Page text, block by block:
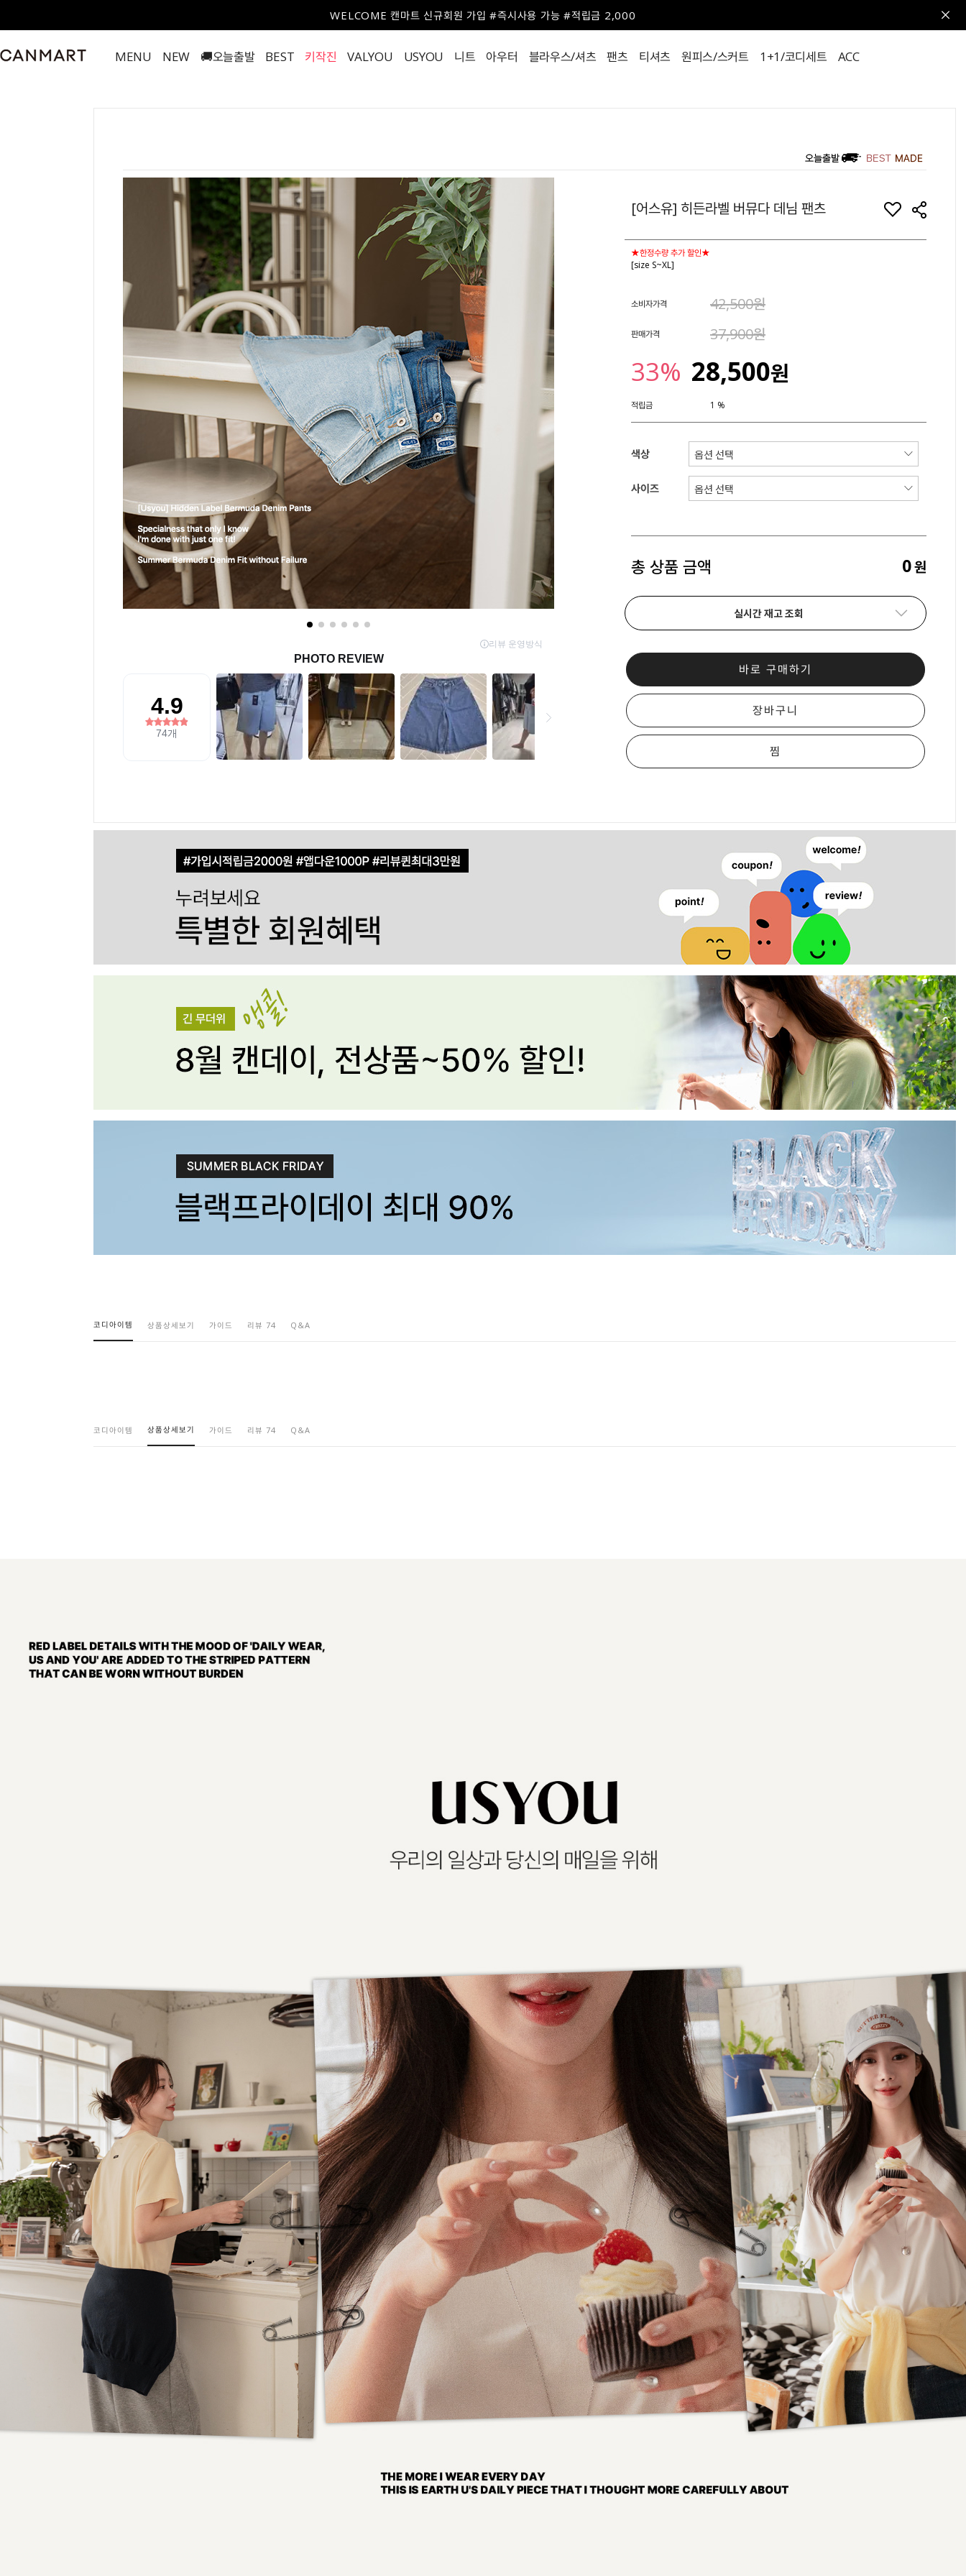
WELCOME 캔마트 신규회원 가입 #즉시사용 가능 #적립금 2,000
MENU NEW 🚚오늘출발 BEST 키작진 VALYOU USYOU 니트 아우터 블라우스/셔츠 팬츠 티셔츠 원피스/스커트 1+1/코디세트 ACC
[어스유] 히든라벨 버뮤다 데님 팬츠
★한정수량 추가 할인★
[size S~XL]
소비자가격 42,500원
판매가격 37,900원
33% 28,500원
적립금 1 %
색상
사이즈
총 상품 금액 0원
실시간 재고 조회
바로 구매하기
장바구니
찜
코디아이템 상품상세보기 가이드 리뷰 74 Q&A
코디아이템 상품상세보기 가이드 리뷰 74 Q&A